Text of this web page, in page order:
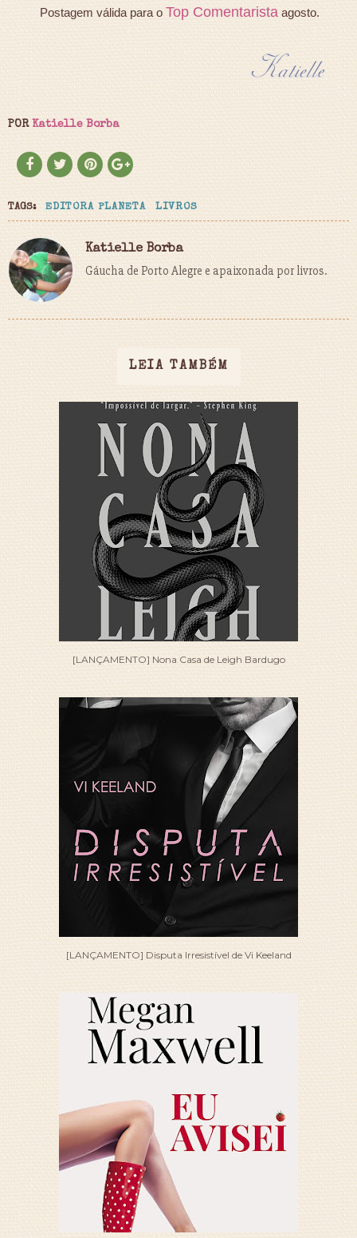
Postagem válida para o Top Comentaristaagosto.
POR Katielle Borba
TAGS: EDITORA PLANETA LIVROS
Katielle Borba
Gáucha de Porto Alegre e apaixonada por livros.
LEIA TAMBÉM
[LANÇAMENTO] Nona Casa de Leigh Bardugo
[LANÇAMENTO] Disputa Irresistível de Vi Keeland